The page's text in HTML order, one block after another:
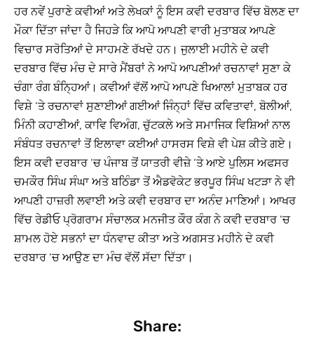
ਹਰ ਨਵੇਂ ਪੁਰਾਣੇ ਕਵੀਆਂ ਅਤੇ ਲੇਖਕਾਂ ਨੂੰ ਇਸ ਕਵੀ ਦਰਬਾਰ ਵਿੱਚ ਬੋਲਣ ਦਾ
ਮੌਕਾ ਦਿੱਤਾ ਜਾਂਦਾ ਹੈ ਜਿਹੜੇ ਕਿ ਆਪੋ ਆਪਣੀ ਵਾਰੀ ਮੁਤਾਬਕ ਆਪਣੇ
ਵਿਚਾਰ ਸਰੋਤਿਆਂ ਦੇ ਸਾਹਮਣੇ ਰੱਖਦੇ ਹਨ। ਜੁਲਾਈ ਮਹੀਨੇ ਦੇ ਕਵੀ
ਦਰਬਾਰ ਵਿੱਚ ਮੰਚ ਦੇ ਸਾਰੇ ਮੈਂਬਰਾਂ ਨੇ ਆਪੋ ਆਪਣੀਆਂ ਰਚਨਾਵਾਂ ਸੁਣਾ ਕੇ
ਚੰਗਾ ਰੰਗ ਬੰਨ੍ਹਿਆਂ। ਕਵੀਆਂ ਵੱਲੋਂ ਆਪੋ ਆਪਣੇ ਖਿਆਲਾਂ ਮੁਤਾਬਕ ਹਰ
ਵਿਸ਼ੇ ‘ਤੇ ਰਚਨਾਵਾਂ ਸੁਣਾਈਆਂ ਗਈਆਂ ਜਿੰਨ੍ਹਾਂ ਵਿੱਚ ਕਵਿਤਾਵਾਂ, ਬੋਲੀਆਂ,
ਮਿੰਨੀ ਕਹਾਣੀਆਂ, ਕਾਵਿ ਵਿਅੰਗ, ਚੁੱਟਕਲੇ ਅਤੇ ਸਮਾਜਿਕ ਵਿਸ਼ਿਆਂ ਨਾਲ
ਸੰਬੰਧਤ ਰਚਨਾਵਾਂ ਤੋਂ ਇਲਾਵਾ ਕਈਆਂ ਹਾਸਰਸ ਵਿਸ਼ੇ ਵੀ ਪੇਸ਼ ਕੀਤੇ ਗਏ।
ਇਸ ਕਵੀ ਦਰਬਾਰ ‘ਚ ਪੰਜਾਬ ਤੋਂ ਯਾਤਰੀ ਵੀਜ਼ੇ ‘ਤੇ ਆਏ ਪੁਲਿਸ ਅਫਸਰ
ਚਮਕੌਰ ਸਿੰਘ ਸੰਘਾ ਅਤੇ ਬਠਿੰਡਾ ਤੋਂ ਐਡਵੋਕੇਟ ਭਰਪੂਰ ਸਿੰਘ ਖਟੜਾ ਨੇ ਵੀ
ਆਪਣੀ ਹਾਜ਼ਰੀ ਲਵਾਈ ਅਤੇ ਕਵੀ ਦਰਬਾਰ ਦਾ ਅਨੰਦ ਮਾਣਿਆਂ। ਆਖਰ
ਵਿੱਚ ਰੇਡੀਓ ਪ੍ਰੋਗਰਾਮ ਸੰਚਾਲਕ ਮਨਜੀਤ ਕੌਰ ਕੰਗ ਨੇ ਕਵੀ ਦਰਬਾਰ ‘ਚ
ਸ਼ਾਮਲ ਹੋਏ ਸਭਨਾਂ ਦਾ ਧੰਨਵਾਦ ਕੀਤਾ ਅਤੇ ਅਗਸਤ ਮਹੀਨੇ ਦੇ ਕਵੀ
ਦਰਬਾਰ ‘ਚ ਆਉਣ ਦਾ ਮੰਚ ਵੱਲੋਂ ਸੱਦਾ ਦਿੱਤਾ।
Share: